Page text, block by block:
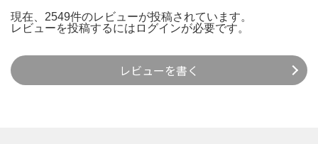
現在、2549件のレビューが投稿されています。
レビューを投稿するには ログインが必要です。
レビューを書く